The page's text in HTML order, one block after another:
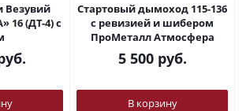
Везувий
16 (ДТ-4) с
Стартовый дымоход 115-136
с ревизией и шибером
ПроМеталл Атмосфера
5 500руб.
В корзину